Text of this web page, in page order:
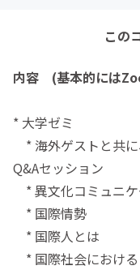
この
内容 (基本的には
* 大学ゼミ
* 海外ゲストと共に
Q&Aセッション
* 異文化コミュニ
* 国際情勢
* 国際人とは
* 国際社会におけ